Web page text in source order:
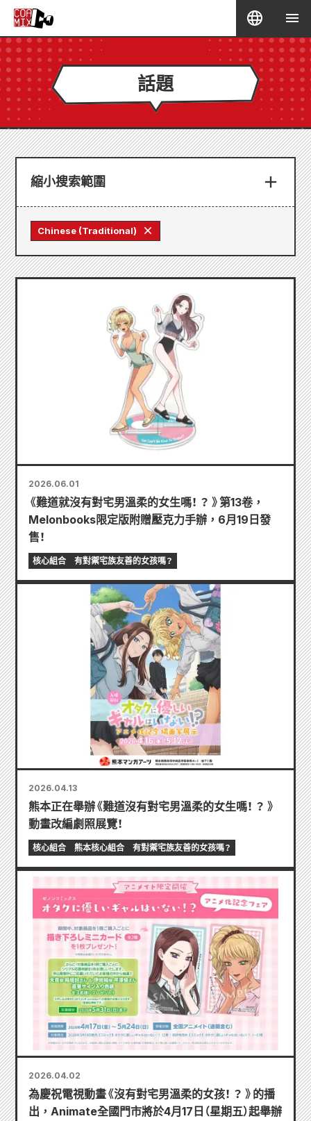
話題
縮小搜索範圍
Chinese (Traditional)
2026.06.01
《難道就沒有對宅男溫柔的女生嗎！ ？ 》第13卷，
Melonbooks限定版附贈壓克力手辦，6月19日發
售！
核心組合 有對禦宅族友善的女孩嗎？
2026.04.13
熊本正在舉辦《難道沒有對宅男溫柔的女生嗎！ ？ 》
動畫改編劇照展覽！
核心組合 熊本核心組合 有對禦宅族友善的女孩嗎？
2026.04.02
為慶祝電視動畫《沒有對宅男溫柔的女孩！ ？ 》的播
出，Animate全國門市將於4月17日（星期五）起舉辦